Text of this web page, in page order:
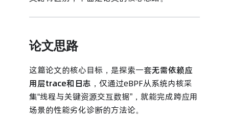
论文思路
这篇论文的核心目标，是探索一套无需依赖应
用层trace和日志 ，仅通过eBPF从系统内核采
集“线程与关键资源交互数据”，就能完成跨应用
场景的性能劣化诊断的方法论。